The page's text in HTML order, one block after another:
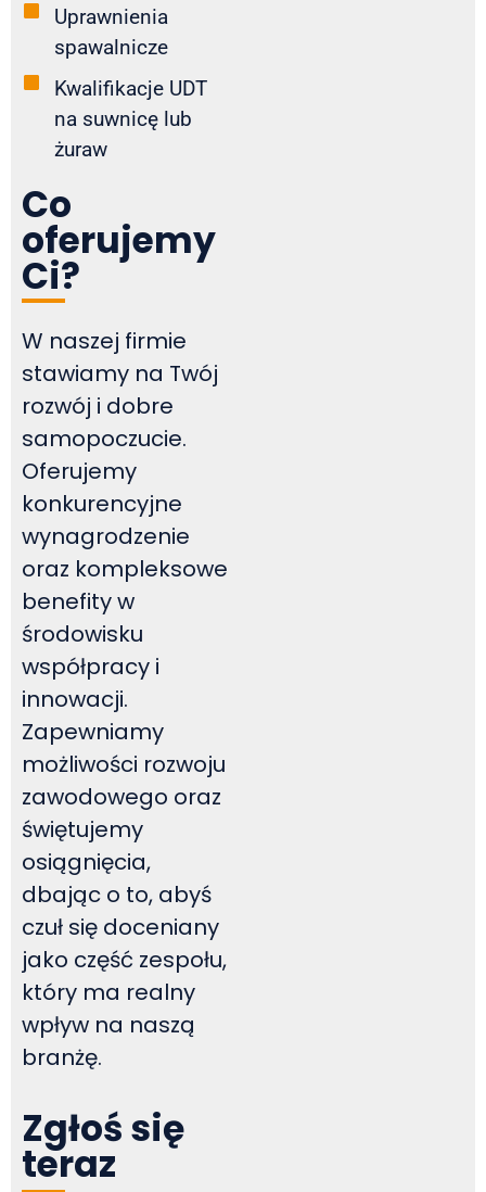
Uprawnienia
spawalnicze
Kwalifikacje UDT
na suwnicę lub
żuraw
Co
oferujemy
Ci?
W naszej firmie
stawiamy na Twój
rozwój i dobre
samopoczucie.
Oferujemy
konkurencyjne
wynagrodzenie
oraz kompleksowe
benefity w
środowisku
współpracy i
innowacji.
Zapewniamy
możliwości rozwoju
zawodowego oraz
świętujemy
osiągnięcia,
dbając o to, abyś
czuł się doceniany
jako część zespołu,
który ma realny
wpływ na naszą
branżę.
Zgłoś się
teraz